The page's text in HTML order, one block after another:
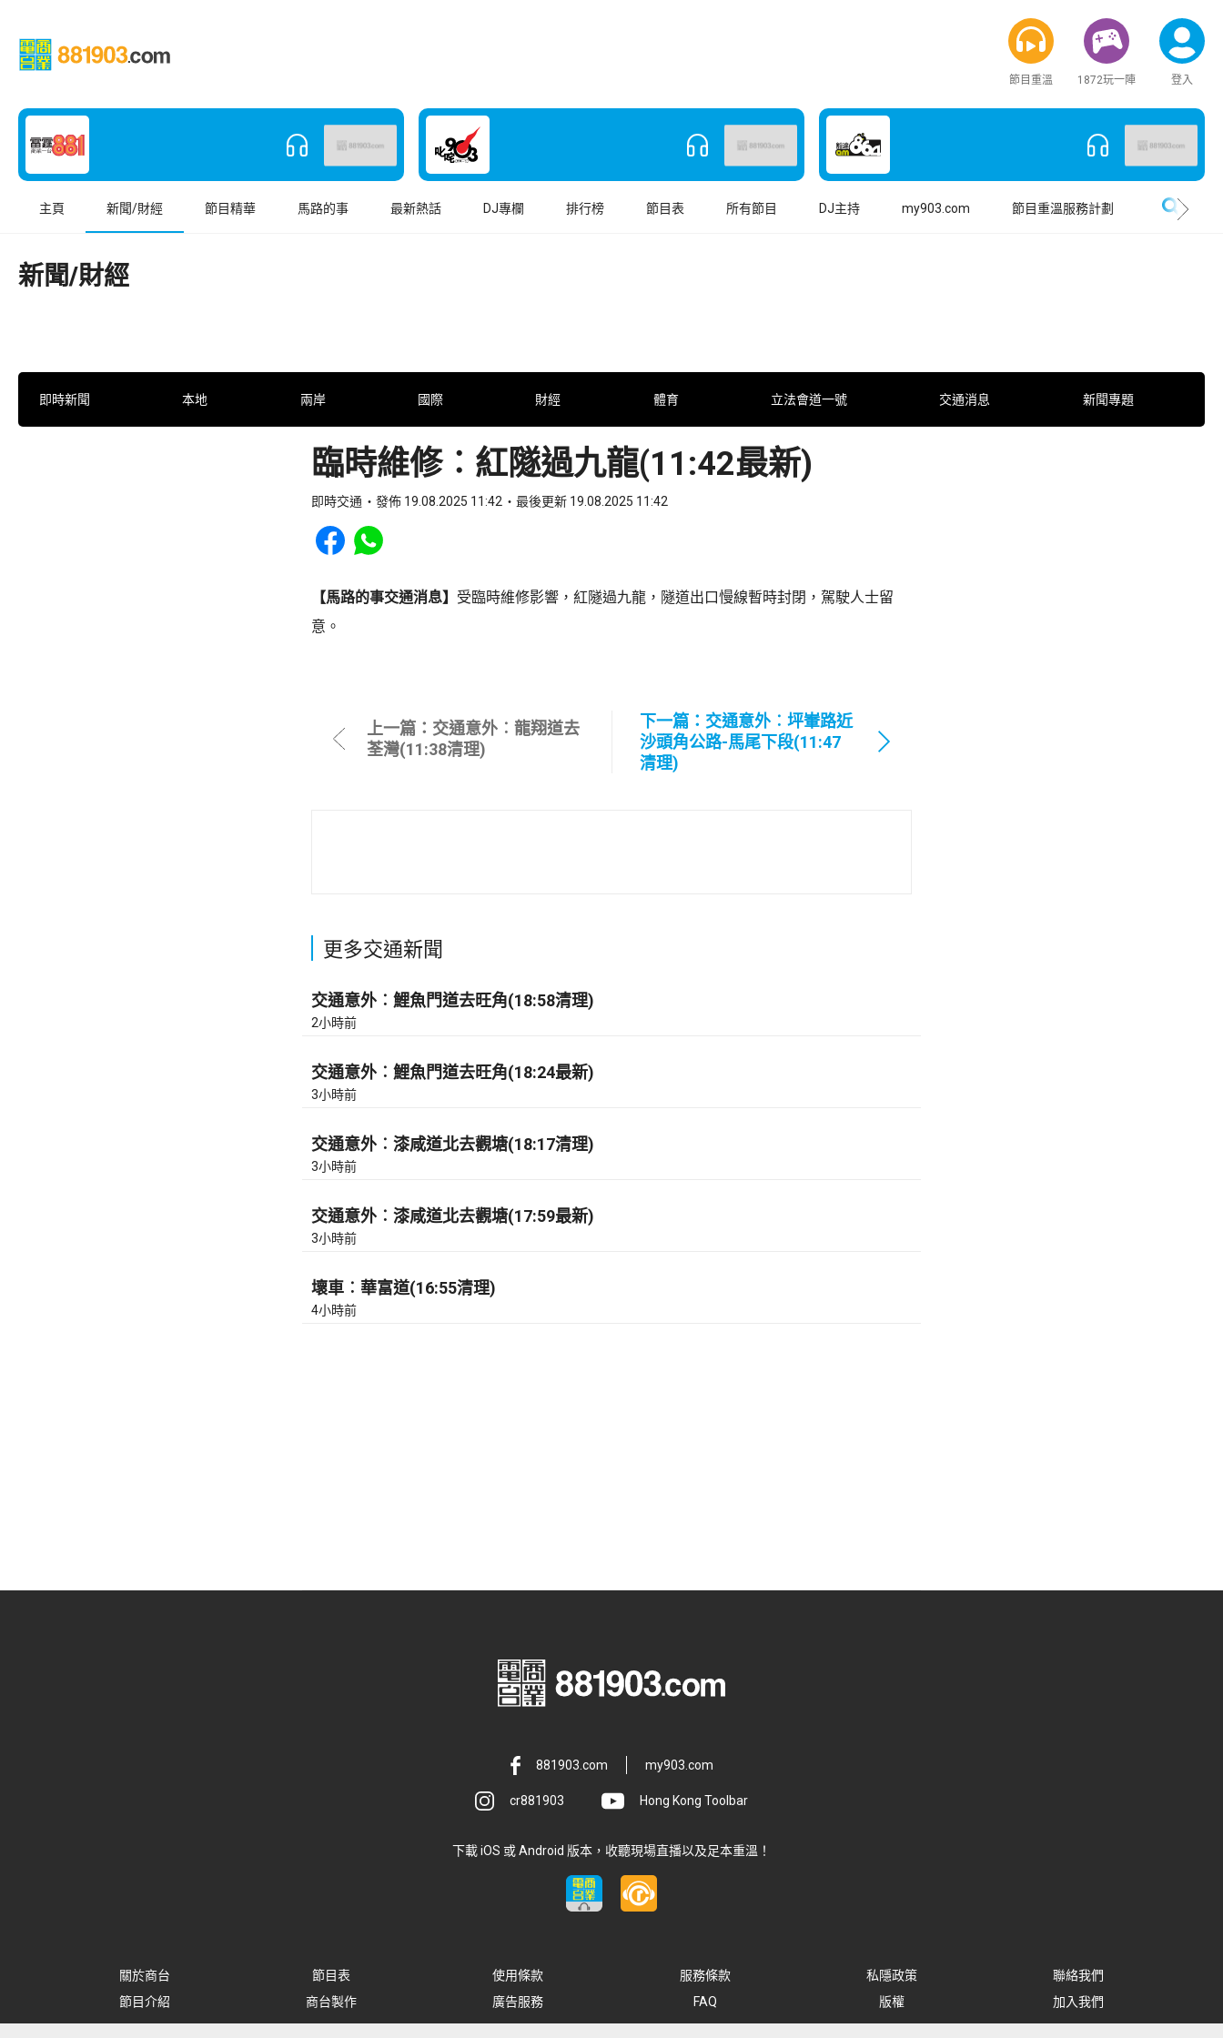
節目重溫 1872玩一陣 登入
主頁 新聞/財經 節目精華 馬路的事 最新熱話 DJ專欄 排行榜 節目表 所有節目 DJ主持 my903.com 節目重溫服務計劃
新聞/財經
即時新聞 本地 兩岸 國際 財經 體育 立法會道一號 交通消息 新聞專題
臨時維修︰紅隧過九龍(11:42最新)
即時交通 發佈 19.08.2025 11:42 最後更新 19.08.2025 11:42
Share to Facebook
Share to WhatsApp
【馬路的事交通消息】 受臨時維修影響，紅隧過九龍，隧道出口慢線暫時封閉，駕駛人士留
意。
上一篇：交通意外︰龍翔道去
荃灣(11:38清理)
下一篇：交通意外︰坪輋路近
沙頭角公路-馬尾下段(11:47
清理)
更多交通新聞
交通意外︰鯉魚門道去旺角(18:58清理)
2小時前
交通意外︰鯉魚門道去旺角(18:24最新)
3小時前
交通意外︰漆咸道北去觀塘(18:17清理)
3小時前
交通意外︰漆咸道北去觀塘(17:59最新)
3小時前
壞車︰華富道(16:55清理)
4小時前
881903.com my903.com
cr881903 Hong Kong Toolbar
下載 iOS 或 Android 版本，收聽現場直播以及足本重溫！
關於商台 節目表 使用條款 服務條款 私隱政策
聯絡我們
節目介紹
商台製作 廣告服務 FAQ 版權 加入我們